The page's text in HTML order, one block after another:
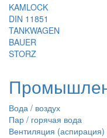
KAMLOCK
DIN 11851
TANKWAGEN
BAUER
STORZ
Вода / воздух
Пар / горячая вода
Вентиляция (аспирация)